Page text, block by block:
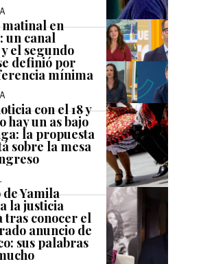
en
un canal
el segundo
definió por
mínima
con el 18 y
hay un as bajo
la propuesta
sobre la mesa
Yamila
la justicia
tras conocer el
anuncio de
sus palabras